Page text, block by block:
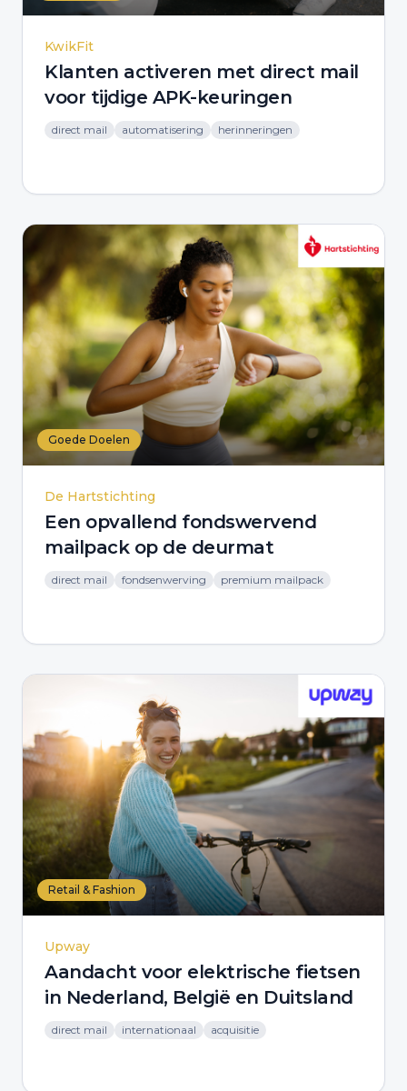
KwikFit
Klanten activeren met direct mail
voor tijdige APK-keuringen
direct mail automatisering herinneringen
Goede Doelen
De Hartstichting
Een opvallend fondswervend
mailpack op de deurmat
direct mail fondsenwerving premium mailpack
Retail & Fashion
Upway
Aandacht voor elektrische fietsen
in Nederland, België en Duitsland
direct mail internationaal acquisitie